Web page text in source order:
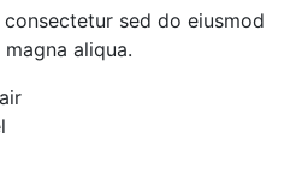
sed do eiusmod
aliqua.